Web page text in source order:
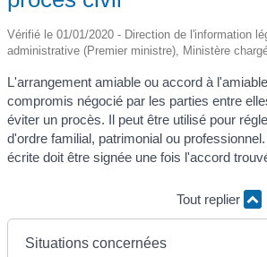
Vérifié le 01/01/2020 - Direction de l'information
administrative (Premier ministre), Ministère
L'arrangement amiable ou accord à
compromis négocié par les parties entre
éviter un procès. Il peut être utilisé pour
d'ordre familial, patrimonial ou
écrite doit être signée une fois l'accord
Tout replier
Situations concernées